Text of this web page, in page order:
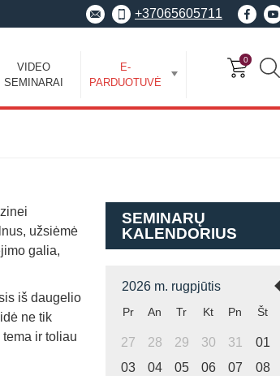
+37065605711
VIDEO
SEMINARAI
E-
PARDUOTUVĖ
0
užsiėmė
galia,
iš daugelio
ne tik
ir toliau
SEMINARŲ
KALENDORIUS
2026 m. rugpjūtis
Pr An Tr Kt Pn Št
27 28 29 30 31 01
03
04 05 06 07 08